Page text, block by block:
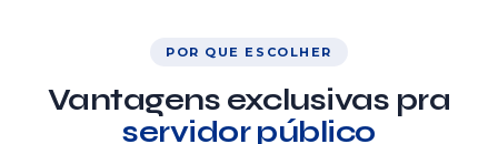
POR QUE ESCOLHER
Vantagens exclusivas pra
servidor público